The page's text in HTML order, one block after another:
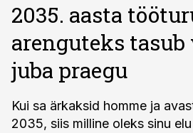
2035. aasta
arenguteks
juba praegu
Kui sa ärkaksid homme ja
2035, siis milline oleks sinu